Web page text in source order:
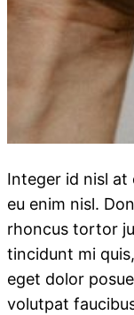
Integer id nisl at
eu enim nisl.
rhoncus tortor
tincidunt mi
eget dolor
volutpat